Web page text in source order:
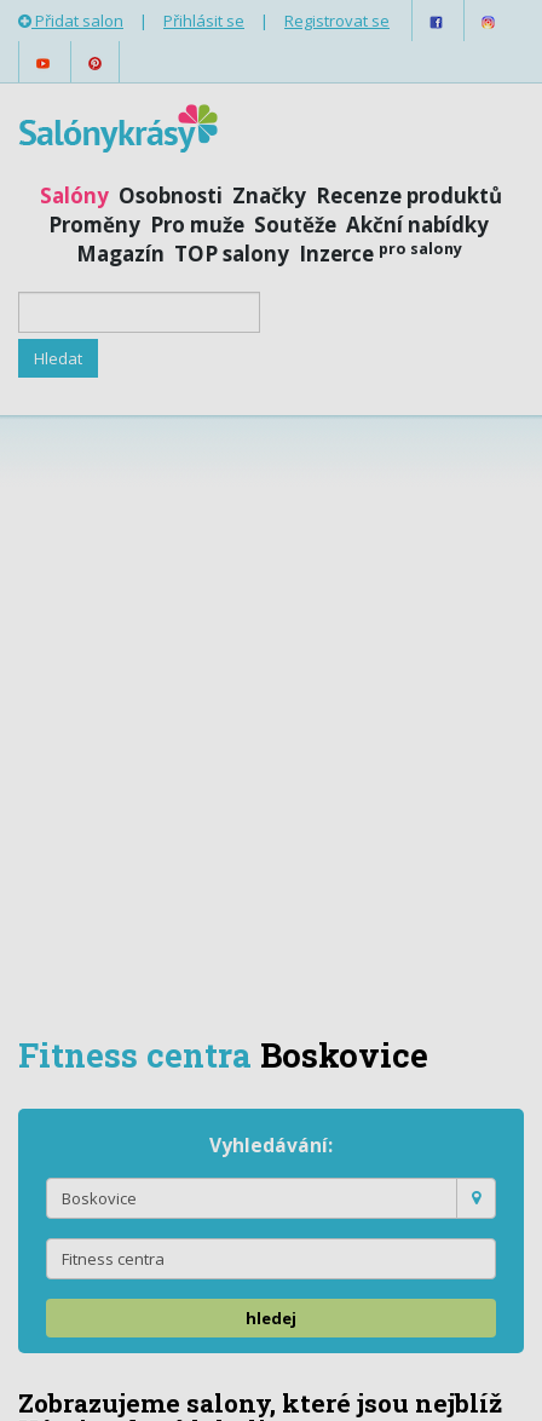
Přidat salon | Přihlásit se | Registrovat se
Salóny Osobnosti Značky Recenze produktů
Proměny Pro muže Soutěže Akční nabídky
Magazín TOP salony Inzerce pro salony
Fitness centra Boskovice
Vyhledávání:
hledej
Zobrazujeme salony, které jsou nejblíž